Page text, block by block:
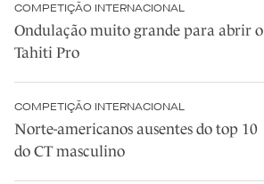
COMPETIÇÃO INTERNACIONAL
Ondulação muito grande para abrir o
Tahiti Pro
COMPETIÇÃO INTERNACIONAL
Norte-americanos ausentes do top 10
do CT masculino